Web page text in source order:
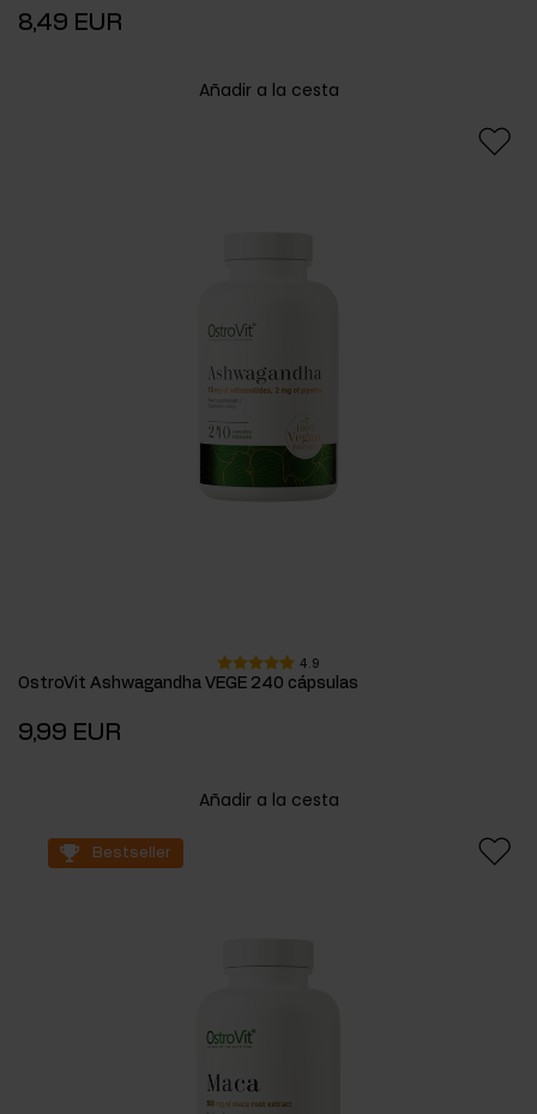
8,49 EUR
Añadir a la cesta
4.9
OstroVit Ashwagandha VEGE 240 cápsulas
9,99 EUR
Añadir a la cesta
Bestseller